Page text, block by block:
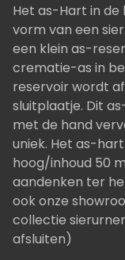
Het as-Hart in
vorm van een
een klein as-
crematie-as in
reservoir wordt
sluitplaatje. Dit
met de hand
uniek. Het as-
hoog/inhoud 50
aandenken ter
ook onze
collectie
afsluiten)